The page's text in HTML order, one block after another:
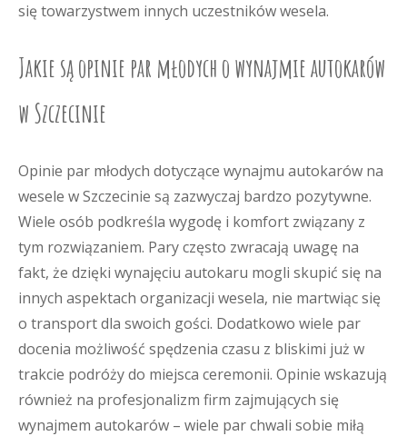
się towarzystwem innych uczestników wesela.
Jakie są opinie par młodych o wynajmie autokarów
w Szczecinie
Opinie par młodych dotyczące wynajmu autokarów na
wesele w Szczecinie są zazwyczaj bardzo pozytywne.
Wiele osób podkreśla wygodę i komfort związany z
tym rozwiązaniem. Pary często zwracają uwagę na
fakt, że dzięki wynajęciu autokaru mogli skupić się na
innych aspektach organizacji wesela, nie martwiąc się
o transport dla swoich gości. Dodatkowo wiele par
docenia możliwość spędzenia czasu z bliskimi już w
trakcie podróży do miejsca ceremonii. Opinie wskazują
również na profesjonalizm firm zajmujących się
wynajmem autokarów – wiele par chwali sobie miłą